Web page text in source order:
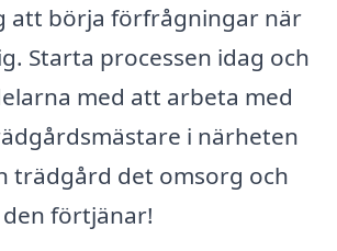
att börja förfrågningar när
Starta processen idag och
med att arbeta med
i närheten
trädgård det omsorg och
förtjänar!